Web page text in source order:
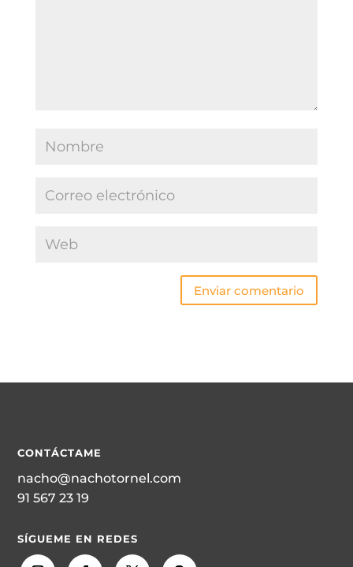
Enviar comentario
CONTÁCTAME
nacho@nachotornel.com
91 567 23 19
SÍGUEME EN REDES